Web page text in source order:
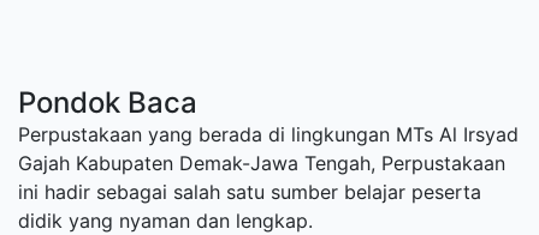
Pondok Baca
Perpustakaan yang berada di lingkungan MTs Al Irsyad
Gajah Kabupaten Demak-Jawa Tengah, Perpustakaan
ini hadir sebagai salah satu sumber belajar peserta
didik yang nyaman dan lengkap.